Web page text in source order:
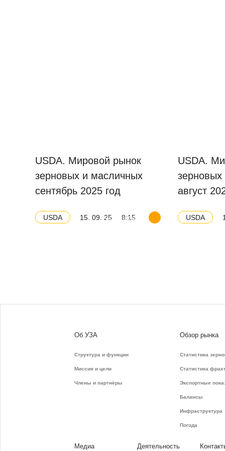
USDA. Мировой рынок
зерновых и масличных
сентябрь 2025 год
USDA 15. 09. 25 8:15
Скачать баланс
USDA.
август
USDA
Об УЗА
Структура и функции
Миссия и цели
Члены и партнёры
Обзор рынка
Статистика
Статистика
Экспортные
Балансы
Инфраструктура
Погода
Медиа Деятельность